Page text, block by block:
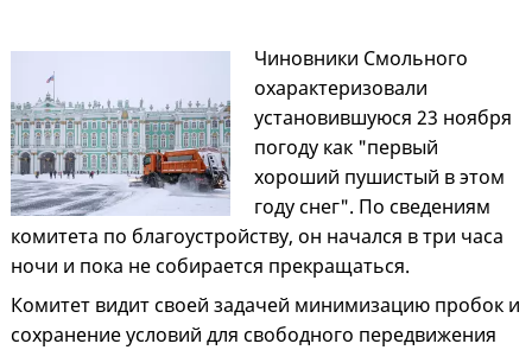
Чиновники Смольного
охарактеризовали
установившуюся 23 ноября
погоду как "первый
хороший пушистый в этом
году снег". По сведениям
комитета по благоустройству, он начался в три часа
ночи и пока не собирается прекращаться.
Комитет видит своей задачей минимизацию пробок и
сохранение условий для свободного передвижения